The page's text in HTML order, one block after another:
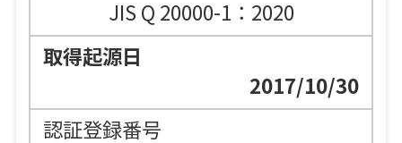
JIS Q 20000-1：2020
2017/10/30